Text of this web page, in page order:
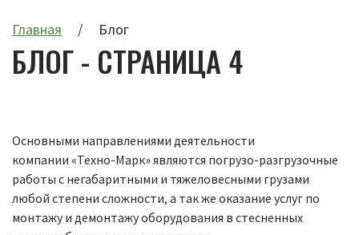
Главная Блог
БЛОГ - СТРАНИЦА 4
Основными направлениями деятельности
компании «Техно-Марк» являются погрузо-разгрузочные
работы с негабаритными и тяжеловесными грузами
любой степени сложности, а так же оказание услуг по
монтажу и демонтажу оборудования в стесненных